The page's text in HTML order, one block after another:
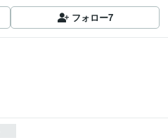
フォロー7